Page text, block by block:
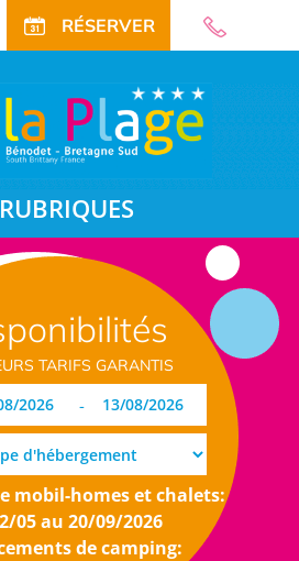
RÉSERVER
RUBRIQUES
TARIFS GARANTIS
-
mobil-homes et chalets:
05 au 20/09/2026
de camping: